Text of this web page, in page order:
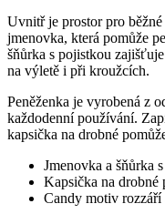
Uvnitř je prostor pro
jmenovka, která pomůže
šňůrka s pojistkou
na výletě i při kroužcích.
Peněženka je vyrobená z
každodenní používání.
kapsička na drobné
Jmenovka a šňůrka
Kapsička na drobné
Candy motiv